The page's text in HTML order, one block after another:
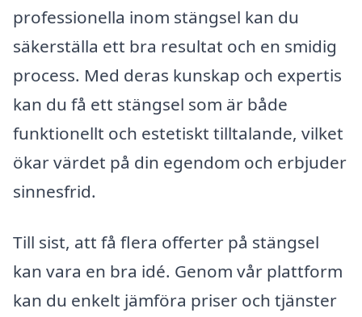
professionella inom stängsel kan du
säkerställa ett bra resultat och en smidig
process. Med deras kunskap och expertis
kan du få ett stängsel som är både
funktionellt och estetiskt tilltalande, vilket
ökar värdet på din egendom och erbjuder
sinnesfrid.
Till sist, att få flera offerter på stängsel
kan vara en bra idé. Genom vår plattform
kan du enkelt jämföra priser och tjänster